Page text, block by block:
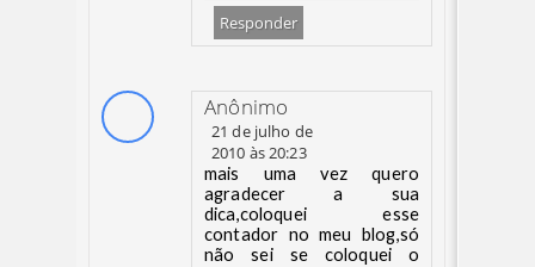
Responder
Anônimo
21 de julho de
2010 às 20:23
mais uma vez quero
agradecer a sua
dica,coloquei esse
contador no meu blog,só
não sei se coloquei o